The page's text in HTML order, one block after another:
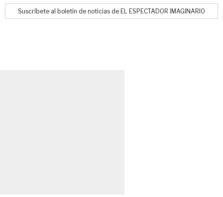
Suscríbete al boletín de noticias de EL ESPECTADOR IMAGINARIO